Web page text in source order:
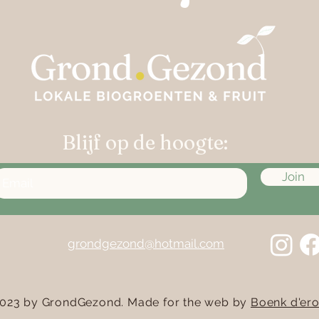
Keto Shiitake Cake met
Parmezaan en Tijm
Blijf op de hoogte:
Join
grondgezond@hotmail.com
by GrondGezond. Made for the web by Boenk